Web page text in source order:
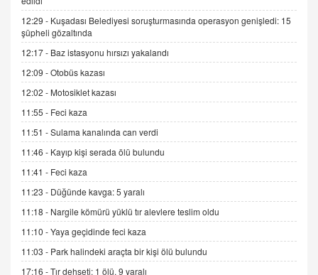
DR. EKREM ASLAN
Gerçek Ne, Algı Ne? "Beraber Yürüyoruz"
Cümlesinin Peşinden
19.07.2025 12:45
GÖNÜL MENEKŞE
Şifacının Yolu
04.11.2025 12:56
AV. RÜMEYSA ÖZKALE
Kira Uyuşmazlıklarında Dava Açmadan Önce
Arabulucuya Başvuru Şartı
23.09.2023 16:30
CAN UĞURATEŞ
Değişen yapısıyla Suriye
16.12.2024 14:16
12:29 - Kuşadası Belediyesi soruşturmasında operasyon genişledi: 15
şüpheli gözaltında
12:17 - Baz istasyonu hırsızı yakalandı
12:09 -Otobüs kazası
12:02 - Motosiklet kazası
11:55 - Feci kaza
11:51 -Sulama kanalında can verdi
11:46 - Kayıp kişi serada ölü bulundu
11:41 - Feci kaza
11:23 - Düğünde kavga: 5 yaralı
11:18 - Nargile kömürü yüklü tır alevlere teslim oldu
11:10 -Yaya geçidinde feci kaza
11:03 - Park halindeki araçta bir kişi ölü bulundu
17:16 -Tır dehşeti: 1 ölü, 9 yaralı